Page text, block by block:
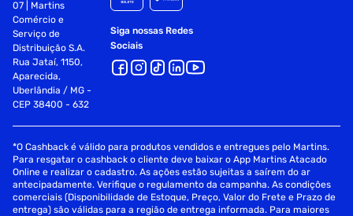
07 | Martins
Comércio e
Serviço de
Distribuição S.A.
Rua Jataí, 1150,
Aparecida,
Uberlândia / MG -
CEP 38400 - 632
Siga nossas Redes
Sociais
*O Cashback é válido para produtos vendidos e entregues pelo Martins.
Para resgatar o cashback o cliente deve baixar o App Martins Atacado
Online e realizar o cadastro. As ações estão sujeitas a saírem do ar
antecipadamente. Verifique o regulamento da campanha. As condições
comerciais (Disponibilidade de Estoque, Preço, Valor do Frete e Prazo de
entrega) são válidas para a região de entrega informada. Para maiores